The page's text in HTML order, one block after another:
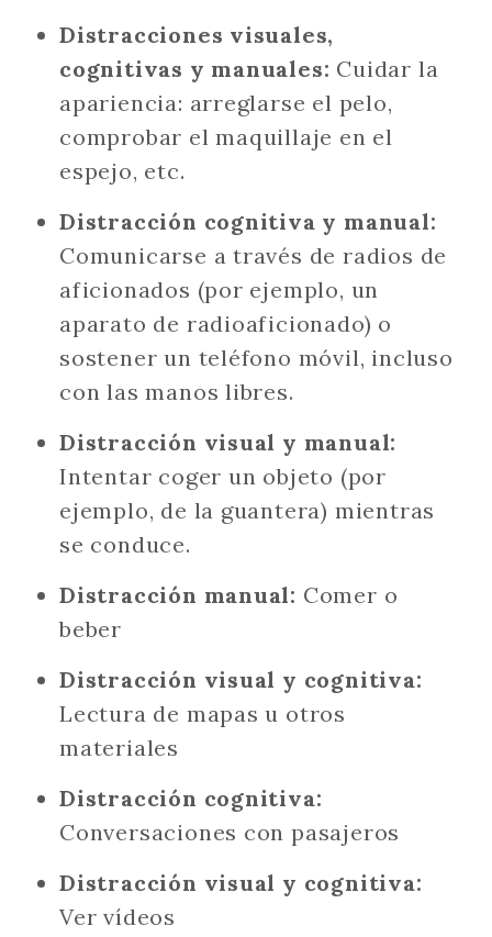
Distracciones visuales,
cognitivas y manuales: Cuidar la
apariencia: arreglarse el pelo,
comprobar el maquillaje en el
espejo, etc.
Distracción cognitiva y manual:
Comunicarse a través de radios de
aficionados (por ejemplo, un
aparato de radioaficionado) o
sostener un teléfono móvil, incluso
con las manos libres.
Distracción visual y manual:
Intentar coger un objeto (por
ejemplo, de la guantera) mientras
se conduce.
Distracción manual: Comer o
beber
Distracción visual y cognitiva:
Lectura de mapas u otros
materiales
Distracción cognitiva:
Conversaciones con pasajeros
Distracción visual y cognitiva:
Ver vídeos